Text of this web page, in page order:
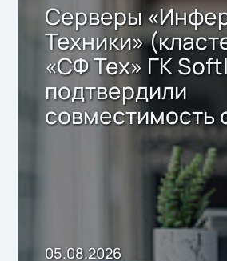
Серверы
Техники»
«СФ Тех» ГК
подтвердили
совместимость
решением Sharx
Storage 2.x для
хранения данных
05.08.2026